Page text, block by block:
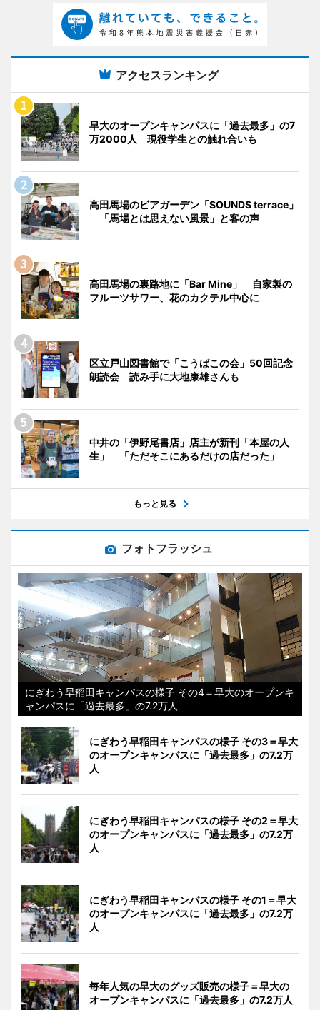
アクセスランキング
早大のオープンキャンパスに「過去最多」の7
万2000人 現役学生との触れ合いも
高田馬場のビアガーデン「SOUNDS terrace」
「馬場とは思えない風景」と客の声
高田馬場の裏路地に「Bar Mine」 自家製の
フルーツサワー、花のカクテル中心に
区立戸山図書館で「こうばこの会」50回記念
朗読会 読み手に大地康雄さんも
中井の「伊野尾書店」店主が新刊「本屋の人
生」 「ただそこにあるだけの店だった」
もっと見る
フォトフラッシュ
にぎわう早稲田キャンパスの様子 その4＝早大のオープンキ
ャンパスに「過去最多」の7.2万人
にぎわう早稲田キャンパスの様子 その3＝早大
のオープンキャンパスに「過去最多」の7.2万
人
にぎわう早稲田キャンパスの様子 その2＝早大
のオープンキャンパスに「過去最多」の7.2万
人
にぎわう早稲田キャンパスの様子 その1＝早大
のオープンキャンパスに「過去最多」の7.2万
人
毎年人気の早大のグッズ販売の様子＝早大の
オープンキャンパスに「過去最多」の7.2万人